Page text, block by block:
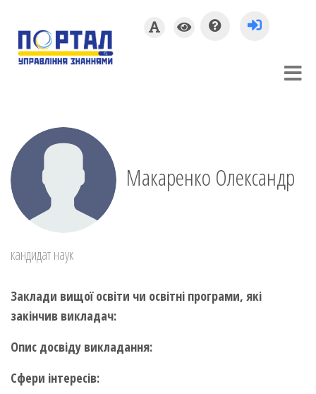
Макаренко Олександр
кандидат наук
Заклади вищої освіти чи освітні програми, які
закінчив викладач:
Опис досвіду викладання:
Сфери інтересів: